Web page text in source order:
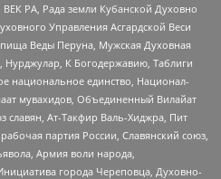
РА, Рада земли Кубанской Духовно
Управления Асгардской Веси
Веды Перуна, Мужская Духовная
К Богодержавию, Таблиги
национальное единство, Национал-
мувахидов, Объединенный Вилайат
славян, Ат-Такфир Валь-Хиджра, Пит
партия России, Славянский союз,
Армия воли народа,
города Череповца, Духовно-